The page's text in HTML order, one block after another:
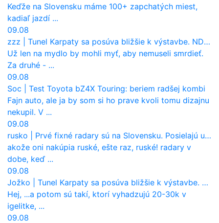
Keďže na Slovensku máme 100+ zapchatých miest,
kadiaľ jazdí ...
09.08
zzz
Tunel Karpaty sa posúva bližšie k výstavbe. NDS urobila dôležitý krok
Už len na mydlo by mohli myť, aby nemuseli smrdieť.
Za druhé - ...
09.08
Soc
Test Toyota bZ4X Touring: beriem radšej kombi
Fajn auto, ale ja by som si ho prave kvoli tomu dizajnu
nekupil. V ...
09.08
rusko
Prvé fixné radary sú na Slovensku. Posielajú už pokuty? Ukáže ich Waze?
akože oni nakúpia ruské, ešte raz, ruské! radary v
dobe, keď ...
09.08
Jožko
Tunel Karpaty sa posúva bližšie k výstavbe. NDS urobila dôležitý krok
Hej, ...a potom sú takí, ktorí vyhadzujú 20-30k v
igelitke, ...
09.08